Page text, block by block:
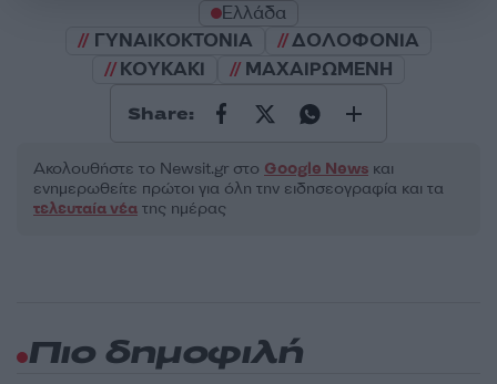
Ελλάδα
ΓΥΝΑΙΚΟΚΤΟΝΙΑ
ΔΟΛΟΦΟΝΙΑ
ΚΟΥΚΑΚΙ
ΜΑΧΑΙΡΩΜΕΝΗ
Share:
Ακολουθήστε το Νewsit.gr στο Google News και
ενημερωθείτε πρώτοι για όλη την ειδησεογραφία και τα
τελευταία νέα της ημέρας
Πιο δημοφιλή